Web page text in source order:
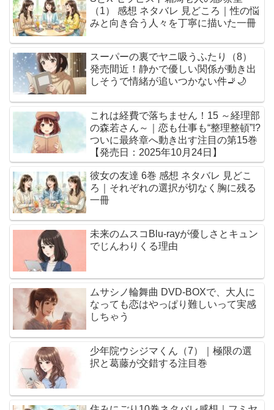
（1） 感想 ネタバレ 見どころ｜性の悩
みと向き合う人々を丁寧に描いた一冊
スーパーの裏でヤニ吸うふたり（8）
発売間近！静かで優しい関係が動き出
しそうで情緒が追いつかない件🚬🌙
これは経費で落ちません！15 ～経理部
の森若さん～｜恋も仕事も“整理整頓”!?
ついに最終章へ動き出す注目の第15巻
【発売日：2025年10月24日】
彼女の友達 6巻 感想 ネタバレ 見どこ
ろ｜それぞれの選択が切なく胸に残る
一冊
未来のムスコBlu-rayが優しさとキュン
でじんわりくる理由
ムサシノ輪舞曲 DVD-BOXで、大人に
なっても恋はやっぱり難しいって実感
しちゃう
少年院ウシジマくん（7）｜極限の選
択と葛藤が交錯する注目巻